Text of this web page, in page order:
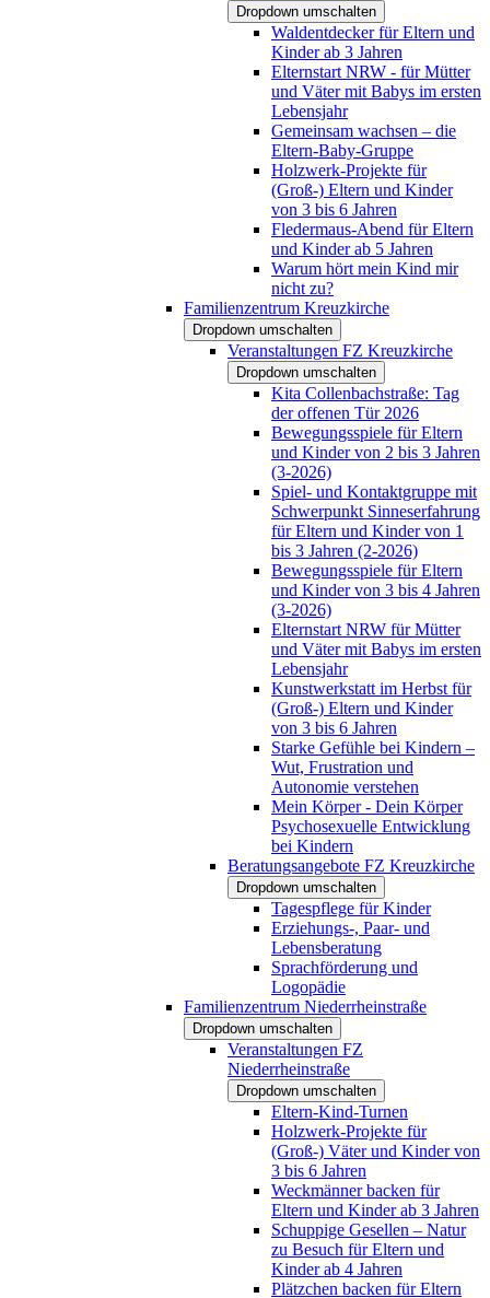
Dropdown umschalten
Waldentdecker für Eltern und
Kinder ab 3 Jahren
Elternstart NRW - für Mütter
und Väter mit Babys im ersten
Lebensjahr
Gemeinsam wachsen – die
Eltern-Baby-Gruppe
Holzwerk-Projekte für
(Groß-) Eltern und Kinder
von 3 bis 6 Jahren
Fledermaus-Abend für Eltern
und Kinder ab 5 Jahren
Warum hört mein Kind mir
nicht zu?
Familienzentrum Kreuzkirche
Dropdown umschalten
Veranstaltungen FZ Kreuzkirche
Dropdown umschalten
Kita Collenbachstraße: Tag
der offenen Tür 2026
Bewegungsspiele für Eltern
und Kinder von 2 bis 3 Jahren
(3-2026)
Spiel- und Kontaktgruppe mit
Schwerpunkt Sinneserfahrung
für Eltern und Kinder von 1
bis 3 Jahren (2-2026)
Bewegungsspiele für Eltern
und Kinder von 3 bis 4 Jahren
(3-2026)
Elternstart NRW für Mütter
und Väter mit Babys im ersten
Lebensjahr
Kunstwerkstatt im Herbst für
(Groß-) Eltern und Kinder
von 3 bis 6 Jahren
Starke Gefühle bei Kindern –
Wut, Frustration und
Autonomie verstehen
Mein Körper - Dein Körper
Psychosexuelle Entwicklung
bei Kindern
Beratungsangebote FZ Kreuzkirche
Dropdown umschalten
Tagespflege für Kinder
Erziehungs-, Paar- und
Lebensberatung
Sprachförderung und
Logopädie
Familienzentrum Niederrheinstraße
Dropdown umschalten
Veranstaltungen FZ
Niederrheinstraße
Dropdown umschalten
Eltern-Kind-Turnen
Holzwerk-Projekte für
(Groß-) Väter und Kinder von
3 bis 6 Jahren
Weckmänner backen für
Eltern und Kinder ab 3 Jahren
Schuppige Gesellen – Natur
zu Besuch für Eltern und
Kinder ab 4 Jahren
Plätzchen backen für Eltern